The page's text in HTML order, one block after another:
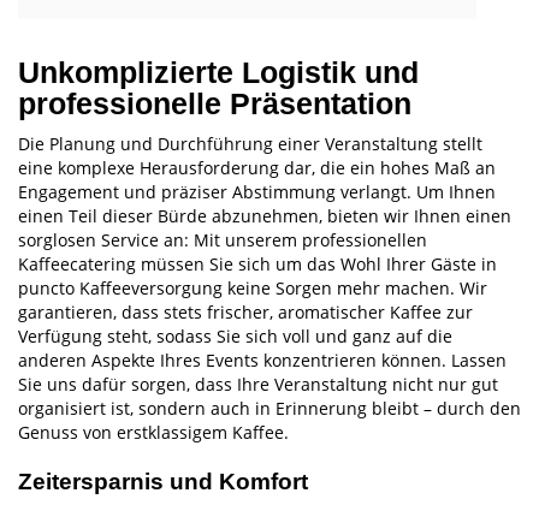
Unkomplizierte Logistik und
professionelle Präsentation
Die Planung und Durchführung einer Veranstaltung stellt
eine komplexe Herausforderung dar, die ein hohes Maß an
Engagement und präziser Abstimmung verlangt. Um Ihnen
einen Teil dieser Bürde abzunehmen, bieten wir Ihnen einen
sorglosen Service an: Mit unserem professionellen
Kaffeecatering müssen Sie sich um das Wohl Ihrer Gäste in
puncto Kaffeeversorgung keine Sorgen mehr machen. Wir
garantieren, dass stets frischer, aromatischer Kaffee zur
Verfügung steht, sodass Sie sich voll und ganz auf die
anderen Aspekte Ihres Events konzentrieren können. Lassen
Sie uns dafür sorgen, dass Ihre Veranstaltung nicht nur gut
organisiert ist, sondern auch in Erinnerung bleibt – durch den
Genuss von erstklassigem Kaffee.
Zeitersparnis und Komfort